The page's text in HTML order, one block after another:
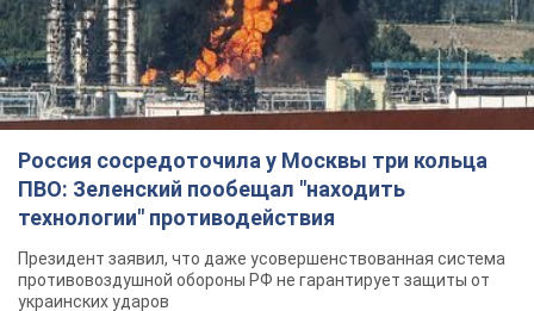
Россия сосредоточила у Москвы три кольца
ПВО: Зеленский пообещал "находить
технологии" противодействия
Президент заявил, что даже усовершенствованная система
противовоздушной обороны РФ не гарантирует защиты от
украинских ударов